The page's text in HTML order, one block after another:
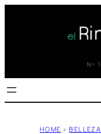
Nº
HOME »